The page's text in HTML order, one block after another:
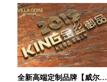
全新高端定制品牌【威尔卡